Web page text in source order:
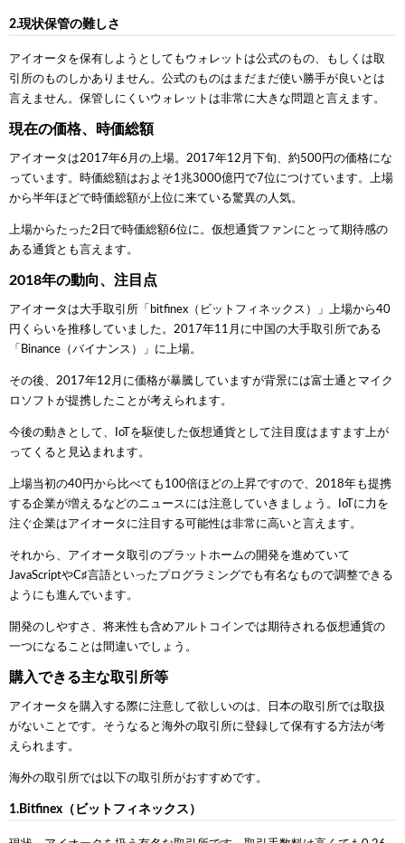
2.現状保管の難しさ
アイオータを保有しようとしてもウォレットは公式のもの、もしくは取
引所のものしかありません。公式のものはまだまだ使い勝手が良いとは
言えません。保管しにくいウォレットは非常に大きな問題と言えます。
現在の価格、時価総額
アイオータは2017年6月の上場。2017年12月下旬、約500円の価格にな
っています。時価総額はおよそ1兆3000億円で7位につけています。上場
から半年ほどで時価総額が上位に来ている驚異の人気。
上場からたった2日で時価総額6位に。仮想通貨ファンにとって期待感の
ある通貨とも言えます。
2018年の動向、注目点
アイオータは大手取引所「bitfinex（ビットフィネックス）」上場から40
円くらいを推移していました。2017年11月に中国の大手取引所である
「Binance（バイナンス）」に上場。
その後、2017年12月に価格が暴騰していますが背景には富士通とマイク
ロソフトが提携したことが考えられます。
今後の動きとして、IoTを駆使した仮想通貨として注目度はますます上が
ってくると見込まれます。
上場当初の40円から比べても100倍ほどの上昇ですので、2018年も提携
する企業が増えるなどのニュースには注意していきましょう。IoTに力を
注ぐ企業はアイオータに注目する可能性は非常に高いと言えます。
それから、アイオータ取引のプラットホームの開発を進めていて
JavaScriptやC♯言語といったプログラミングでも有名なもので調整できる
ようにも進んでいます。
開発のしやすさ、将来性も含めアルトコインでは期待される仮想通貨の
一つになることは間違いでしょう。
購入できる主な取引所等
アイオータを購入する際に注意して欲しいのは、日本の取引所では取扱
がないことです。そうなると海外の取引所に登録して保有する方法が考
えられます。
海外の取引所では以下の取引所がおすすめです。
1.Bitfinex（ビットフィネックス）